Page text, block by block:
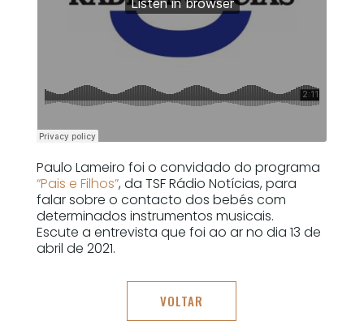
Paulo Lameiro foi o convidado do programa
“Pais e Filhos”, da TSF Rádio Notícias, para
falar sobre o contacto dos bebés com
determinados instrumentos musicais.
Escute a entrevista que foi ao ar no dia 13 de
abril de 2021.
VOLTAR